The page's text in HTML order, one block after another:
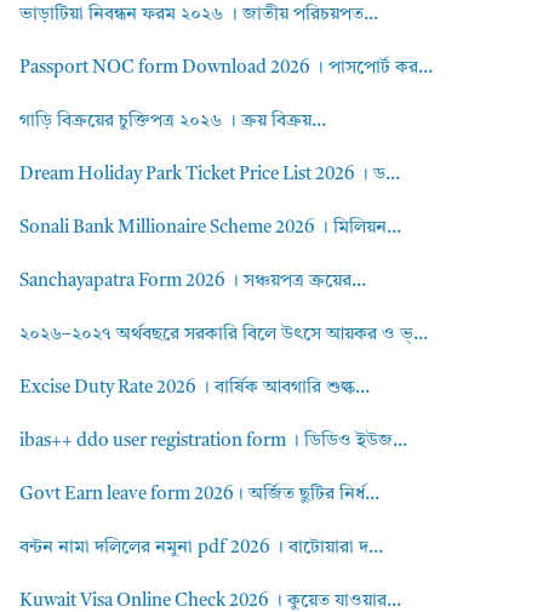
ভাড়াটিয়া নিবন্ধন ফরম ২০২৬ । জাতীয় পরিচয়পত...
Passport NOC form Download 2026 । পাসপোর্ট কর...
গাড়ি বিক্রয়ের চুক্তিপত্র ২০২৬ । ক্রয় বিক্রয়...
Dream Holiday Park Ticket Price List 2026 । ড...
Sonali Bank Millionaire Scheme 2026 । মিলিয়ন...
Sanchayapatra Form 2026 । সঞ্চয়পত্র ক্রয়ের...
২০২৬–২০২৭ অর্থবছরে সরকারি বিলে উৎসে আয়কর ও ভ্...
Excise Duty Rate 2026 । বার্ষিক আবগারি শুল্ক...
ibas++ ddo user registration form । ডিডিও ইউজ...
Govt Earn leave form 2026। অর্জিত ছুটির নির্ধ...
বন্টন নামা দলিলের নমুনা pdf 2026 । বাটোয়ারা দ...
Kuwait Visa Online Check 2026 । কুয়েত যাওয়ার...